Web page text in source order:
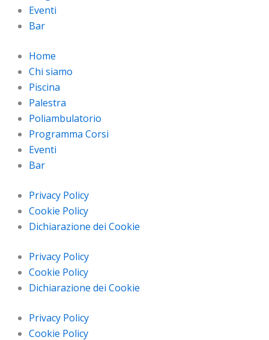
Eventi
Bar
Home
Chi siamo
Piscina
Palestra
Poliambulatorio
Programma Corsi
Eventi
Bar
Privacy Policy
Cookie Policy
Dichiarazione dei Cookie
Privacy Policy
Cookie Policy
Dichiarazione dei Cookie
Privacy Policy
Cookie Policy